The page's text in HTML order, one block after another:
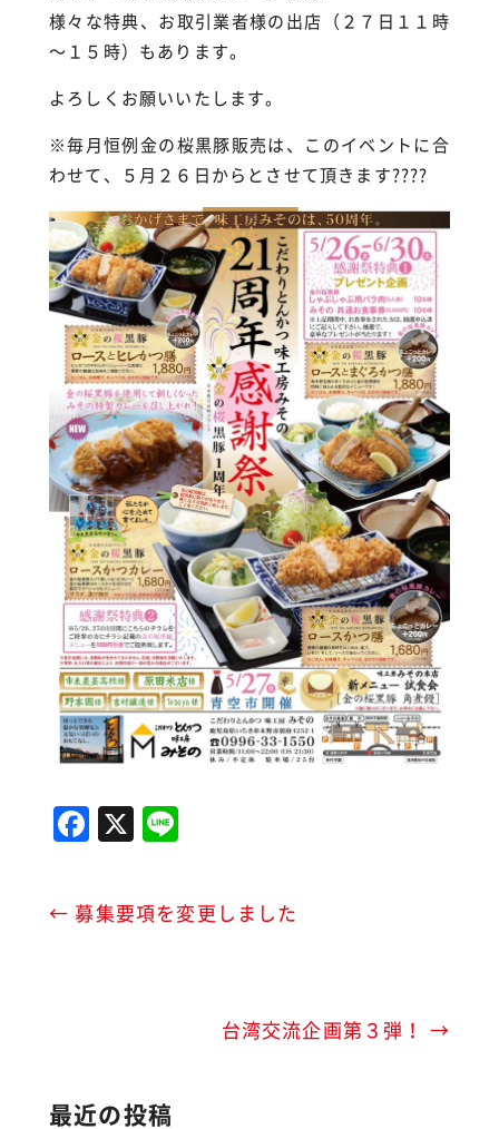
様々な特典、お取引業者様の出店（２７日１１時
～１５時）もあります。
よろしくお願いいたします。
※毎月恒例金の桜黒豚販売は、このイベントに合
わせて、５月２６日からとさせて頂きます????
F
a
c
e
X
e
← 募集要項を変更しました
台湾交流企画第３弾！ →
最近の投稿